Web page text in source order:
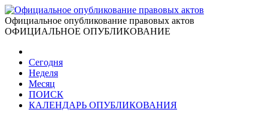
Официальное опубликование правовых актов
ОФИЦИАЛЬНОЕ ОПУБЛИКОВАНИЕ
Сегодня
Неделя
Месяц
ПОИСК
КАЛЕНДАРЬ ОПУБЛИКОВАНИЯ